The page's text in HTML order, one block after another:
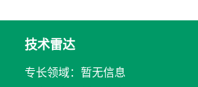
技术雷达
专长领域：暂无信息